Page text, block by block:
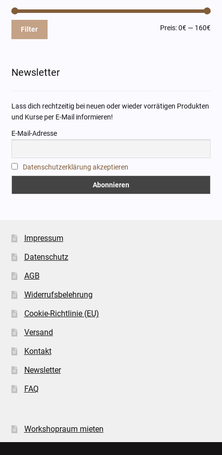
Filter Preis:0€ — 160€
Newsletter
Lass dich rechtzeitig bei neuen oder wieder vorrätigen Produkten
und Kurse per E-Mail informieren!
E-Mail-Adresse
Datenschutzerklärung akzeptieren
Impressum
Datenschutz
AGB
Widerrufsbelehrung
Cookie-Richtlinie (EU)
Versand
Kontakt
Newsletter
FAQ
Workshopraum mieten